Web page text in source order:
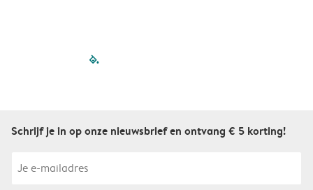
filled-pagination
Schrijf je in op onze nieuwsbrief en ontvang € 5 korting!